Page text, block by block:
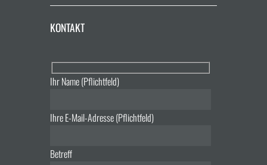
KONTAKT
Ihr Name (Pflichtfeld)
Ihre E-Mail-Adresse (Pflichtfeld)
Betreff